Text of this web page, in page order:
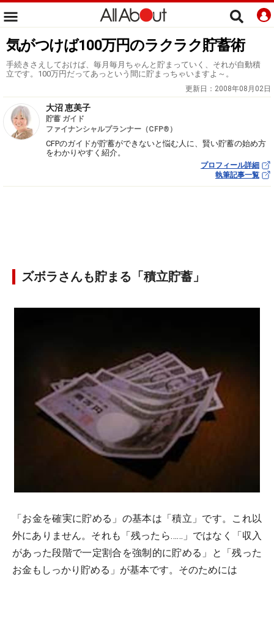
気がつけば100万円のラクラク貯蓄術
手続きさえしておけば、毎月毎月ちゃんと貯まっていく、それが自動積
立です。100万円だってあっという間に貯まっちゃいますよ～。
更新日： 2008年08月02日
大沼 恵美子
貯蓄 ガイド
ファイナンシャルプランナー（CFP®）
CFPのガイドが貯蓄ができないと悩む人に、賢い貯蓄の始め方
をわかりやすく紹介。
プロフィール詳細
執筆記事一覧
ズボラさんも貯まる「積立貯蓄」
「お金を確実に貯める」の基本は「積立」です。これ以
外にありません。それも「残ったら……」ではなく「収入
があった段階で一定割合を強制的に貯める」と「残った
お金もしっかり貯める」が基本です。そのためには